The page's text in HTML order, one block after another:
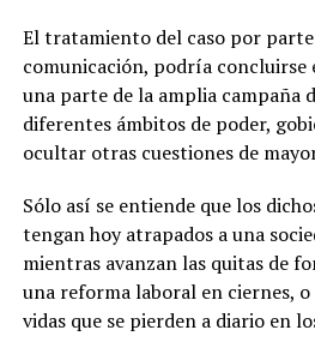
El tratamiento del caso por parte
comunicación, podría concluirse
una parte de la amplia campaña
diferentes ámbitos de poder,
ocultar otras cuestiones de
Sólo así se entiende que los
tengan hoy atrapados a una
mientras avanzan las quitas de
una reforma laboral en ciernes, o
vidas que se pierden a diario en